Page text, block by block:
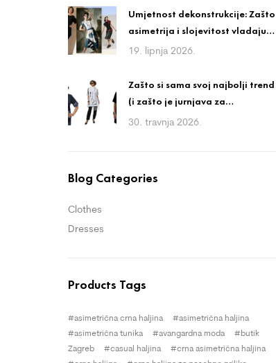
Umjetnost dekonstrukcije: Zašto
asimetrija i slojevitost vladaju
avangardnom modom?
19. lipnja 2026.
Zašto si sama svoj najbolji trend
(i zašto je jurnjava za
trendovima igra bez
30. travnja 2026.
Blog Categories
Clothes
Dresses
Products Tags
asimetrična crna haljina
asimetrična haljina
asimetrična tunika
avangardna moda
butik
Zagreb
casual haljina
crna asimetrična haljina